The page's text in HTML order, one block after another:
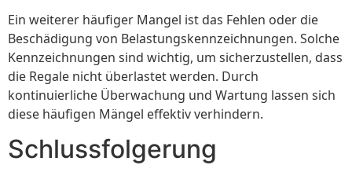
Ein weiterer häufiger Mangel ist das Fehlen oder die
Beschädigung von Belastungskennzeichnungen. Solche
Kennzeichnungen sind wichtig, um sicherzustellen, dass
die Regale nicht überlastet werden. Durch
kontinuierliche Überwachung und Wartung lassen sich
diese häufigen Mängel effektiv verhindern.
Schlussfolgerung